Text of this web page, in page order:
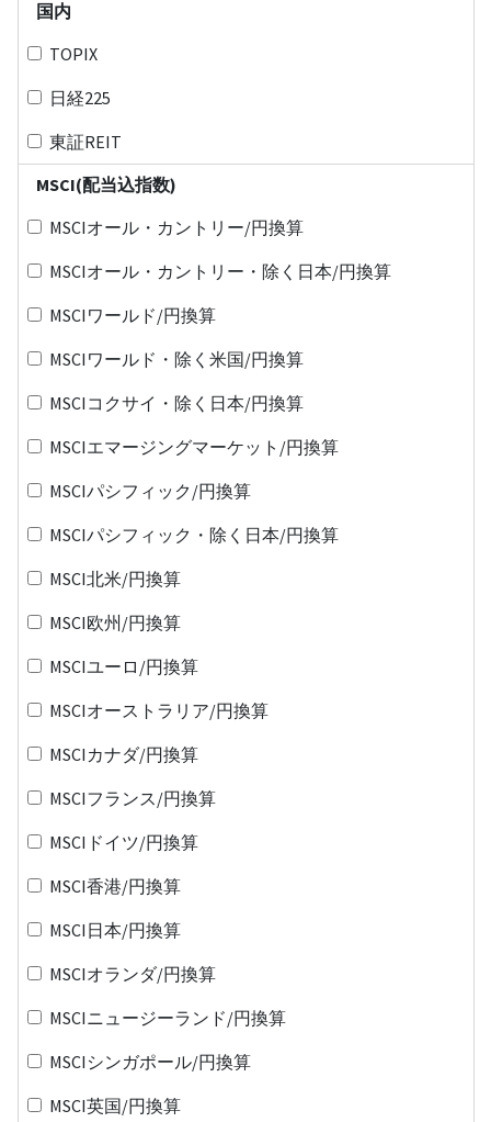
国内
TOPIX
日経225
東証REIT
MSCI(配当込指数)
MSCIオール・カントリー/円換算
MSCIオール・カントリー・除く日本/円換算
MSCIワールド/円換算
MSCIワールド・除く米国/円換算
MSCIコクサイ・除く日本/円換算
MSCIエマージングマーケット/円換算
MSCIパシフィック/円換算
MSCIパシフィック・除く日本/円換算
MSCI北米/円換算
MSCI欧州/円換算
MSCIユーロ/円換算
MSCIオーストラリア/円換算
MSCIカナダ/円換算
MSCIフランス/円換算
MSCIドイツ/円換算
MSCI香港/円換算
MSCI日本/円換算
MSCIオランダ/円換算
MSCIニュージーランド/円換算
MSCIシンガポール/円換算
MSCI英国/円換算